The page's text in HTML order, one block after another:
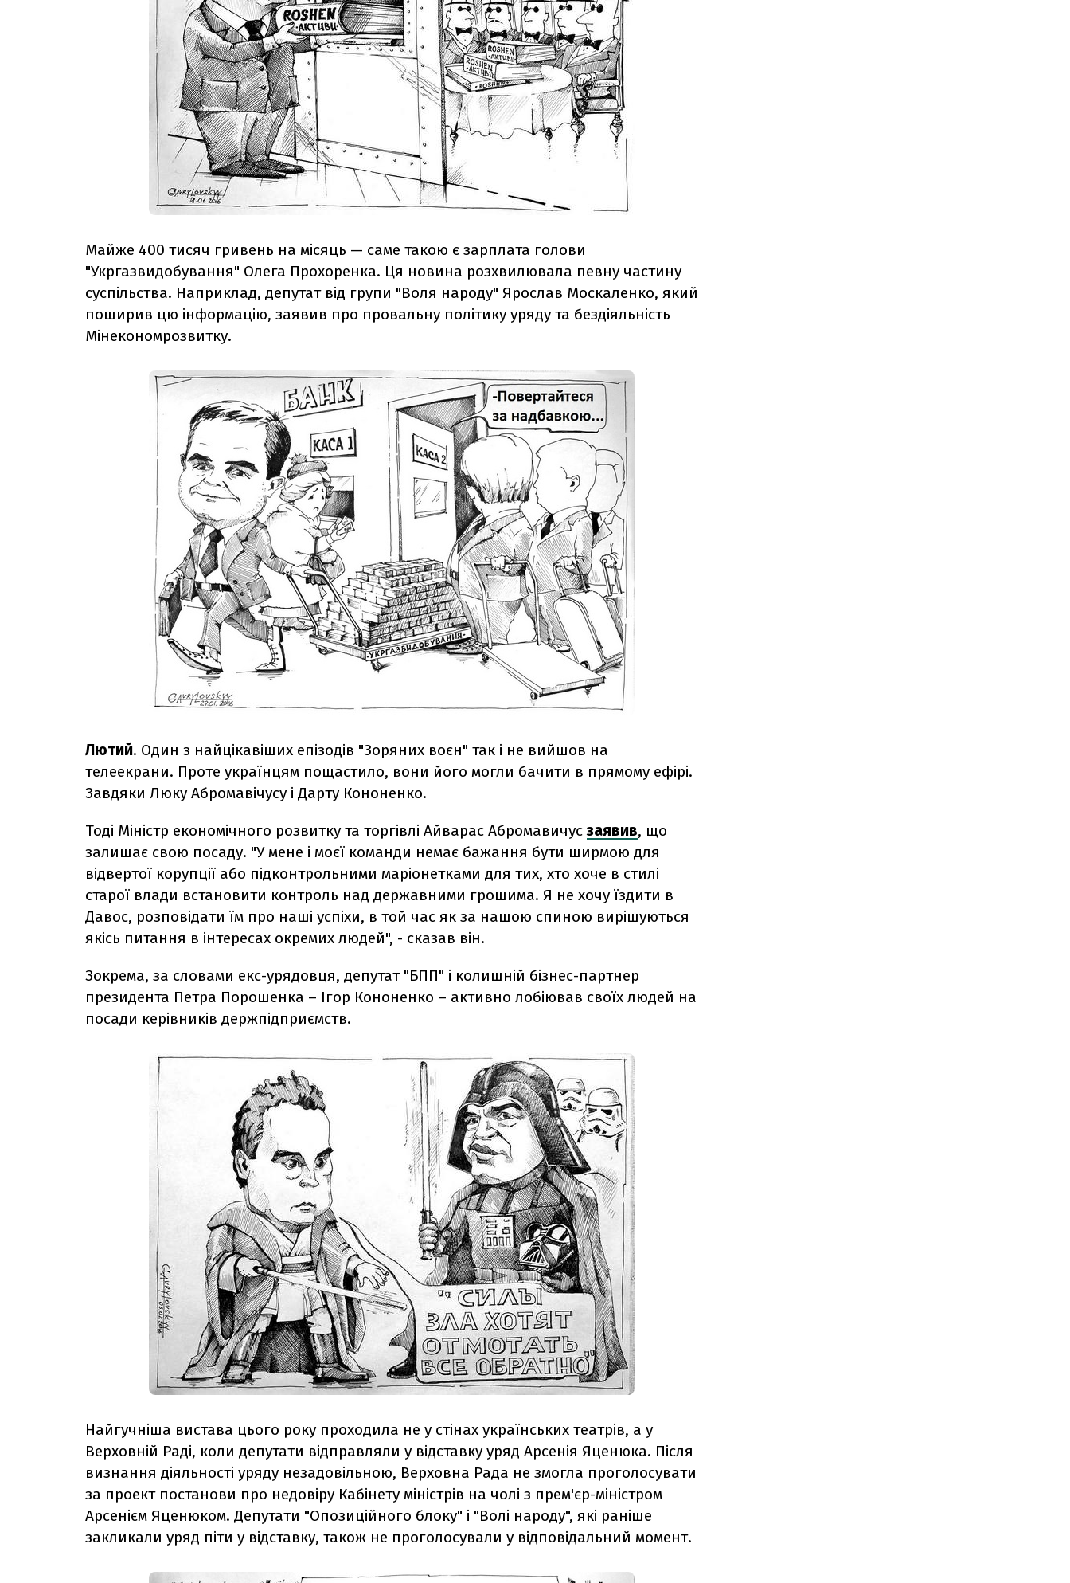
Майже 400 тисяч гривень на місяць — саме такою є зарплата голови
"Укргазвидобування" Олега Прохоренка. Ця новина розхвилювала певну частину
суспільства. Наприклад, депутат від групи "Воля народу" Ярослав Москаленко, який
поширив цю інформацію, заявив про провальну політику уряду та бездіяльність
Мінекономрозвитку.
Лютий. Один з найцікавіших епізодів "Зоряних воєн" так і не вийшов на
телеекрани. Проте українцям пощастило, вони його могли бачити в прямому ефірі.
Завдяки Люку Абромавічусу і Дарту Кононенко.
Тоді Міністр економічного розвитку та торгівлі Айварас Абромавичус заявив, що
залишає свою посаду. "У мене і моєї команди немає бажання бути ширмою для
відвертої корупції або підконтрольними маріонетками для тих, хто хоче в стилі
старої влади встановити контроль над державними грошима. Я не хочу їздити в
Давос, розповідати їм про наші успіхи, в той час як за нашою спиною вирішуються
якісь питання в інтересах окремих людей", - сказав він.
Зокрема, за словами екс-урядовця, депутат "БПП" і колишній бізнес-партнер
президента Петра Порошенка – Ігор Кононенко – активно лобіював своїх людей на
посади керівників держпідприємств.
Найгучніша вистава цього року проходила не у стінах українських театрів, а у
Верховній Раді, коли депутати відправляли у відставку уряд Арсенія Яценюка. Після
визнання діяльності уряду незадовільною, Верховна Рада не змогла проголосувати
за проект постанови про недовіру Кабінету міністрів на чолі з прем'єр-міністром
Арсенієм Яценюком. Депутати "Опозиційного блоку" і "Волі народу", які раніше
закликали уряд піти у відставку, також не проголосували у відповідальний момент.